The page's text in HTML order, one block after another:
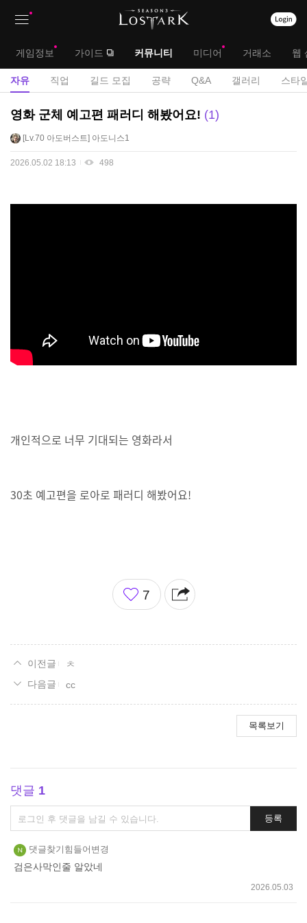
대
메
뉴
게임정보 가이드 커뮤니티 미디어 거래소 웹
서
자유 직업 길드 모집 공략 Q&A 갤러리 스타
자
게
영화 군체 예고편 패러디 해봤어요! 1
Lv.70 아도버스트 아도니스1
2026.05.02 18:13 498
개인적으로 너무 기대되는 영화라서
30초 예고편을 로아로 패러디 해봤어요!
좋
아
7
ㅊ
cc
목록보기
댓글 1
댓
글
쓰
기
등록
댓글찾기힘들어변경
검은사막인줄 알았네
2026.05.03